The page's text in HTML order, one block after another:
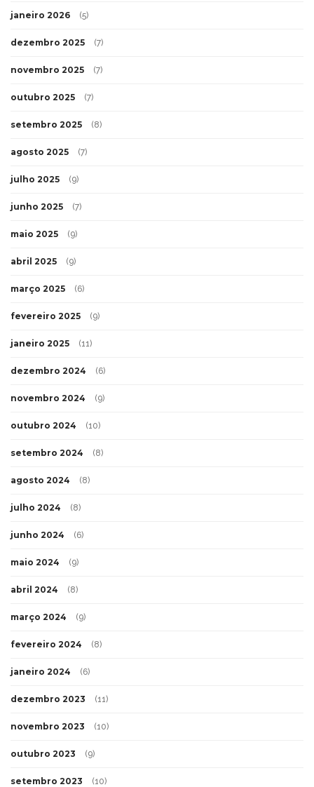
janeiro 2026 (5)
dezembro 2025 (7)
novembro 2025 (7)
outubro 2025 (7)
setembro 2025 (8)
agosto 2025 (7)
julho 2025 (9)
junho 2025 (7)
maio 2025 (9)
abril 2025 (9)
março 2025 (6)
fevereiro 2025 (9)
janeiro 2025 (11)
dezembro 2024 (6)
novembro 2024 (9)
outubro 2024 (10)
setembro 2024 (8)
agosto 2024 (8)
julho 2024 (8)
junho 2024 (6)
maio 2024 (9)
abril 2024 (8)
março 2024 (9)
fevereiro 2024 (8)
janeiro 2024 (6)
dezembro 2023 (11)
novembro 2023 (10)
outubro 2023 (9)
setembro 2023 (10)